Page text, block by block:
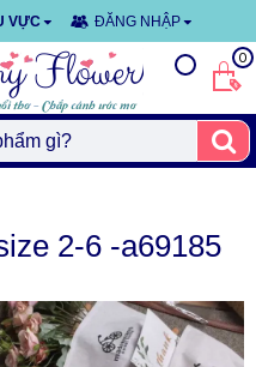
VỰC ĐĂNG NHẬP
0
2-6 -a69185